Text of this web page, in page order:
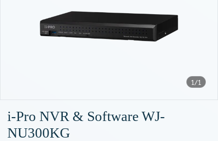
1/1
i-Pro NVR & Software WJ-
NU300KG